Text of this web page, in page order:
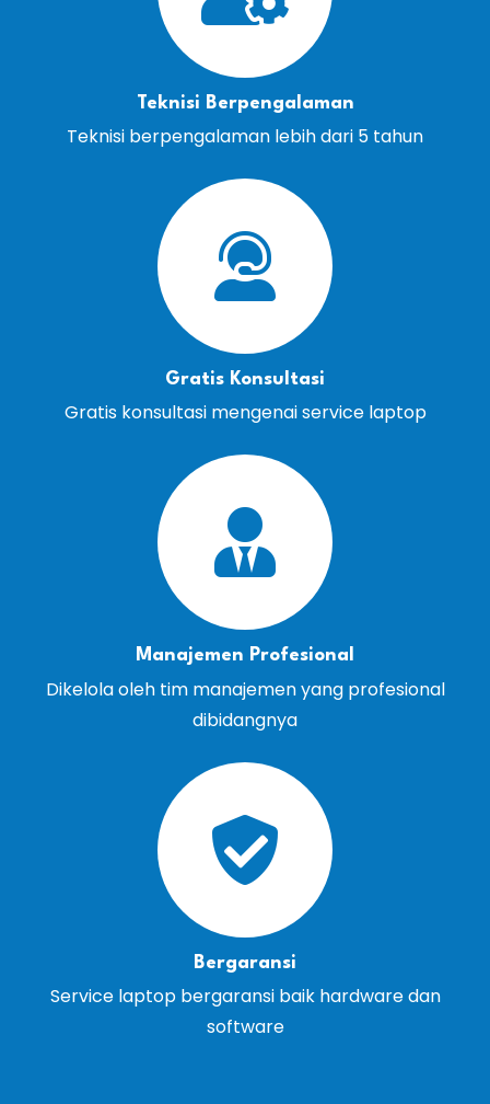
Teknisi Berpengalaman
Teknisi berpengalaman lebih dari 5 tahun
Gratis Konsultasi
Gratis konsultasi mengenai service laptop
Manajemen Profesional
Dikelola oleh tim manajemen yang profesional
dibidangnya
Bergaransi
Service laptop bergaransi baik hardware dan
software